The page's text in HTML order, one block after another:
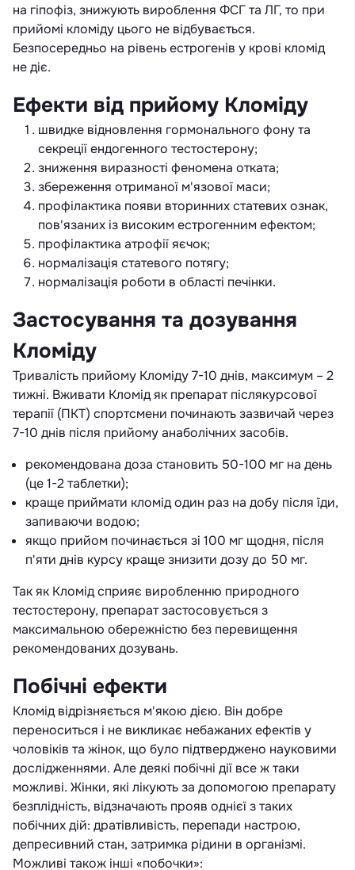
на гіпофіз, знижують вироблення ФСГ та ЛГ, то при
прийомі кломіду цього не відбувається.
Безпосередньо на рівень естрогенів у крові кломід
не діє.
Ефекти від прийому Кломіду
швидке відновлення гормонального фону та
секреції ендогенного тестостерону;
зниження виразності феномена отката;
збереження отриманої м'язової маси;
профілактика появи вторинних статевих ознак,
пов'язаних із високим естрогенним ефектом;
профілактика атрофії яєчок;
нормалізація статевого потягу;
нормалізація роботи в області печінки.
Застосування та дозування
Кломіду
Тривалість прийому Кломіду 7-10 днів, максимум – 2
тижні. Вживати Кломід як препарат післякурсової
терапії (ПКТ) спортсмени починають зазвичай через
7-10 днів після прийому анаболічних засобів.
рекомендована доза становить 50-100 мг на день
(це 1-2 таблетки);
краще приймати кломід один раз на добу після їди,
запиваючи водою;
якщо прийом починається зі 100 мг щодня, після
п'яти днів курсу краще знизити дозу до 50 мг.
Так як Кломід сприяє виробленню природного
тестостерону, препарат застосовується з
максимальною обережністю без перевищення
рекомендованих дозувань.
Побічні ефекти
Кломід відрізняється м'якою дією. Він добре
переноситься і не викликає небажаних ефектів у
чоловіків та жінок, що було підтверджено науковими
дослідженнями. Але деякі побічні дії все ж таки
можливі. Жінки, які лікують за допомогою препарату
безплідність, відзначають прояв однієї з таких
побічних дій: дратівливість, перепади настрою,
депресивний стан, затримка рідини в організмі.
Можливі також інші «побочки»: